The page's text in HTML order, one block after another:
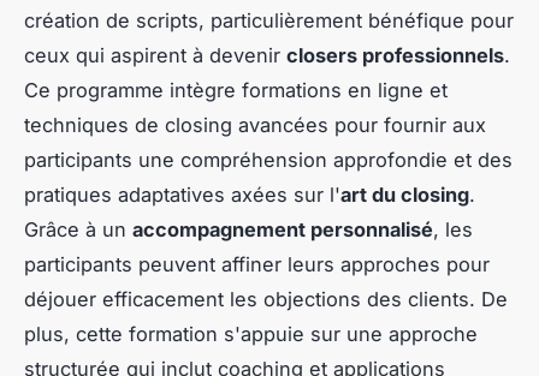
création de scripts, particulièrement bénéfique pour
ceux qui aspirent à devenir closers professionnels.
Ce programme intègre formations en ligne et
techniques de closing avancées pour fournir aux
participants une compréhension approfondie et des
pratiques adaptatives axées sur l'art du closing.
Grâce à un accompagnement personnalisé, les
participants peuvent affiner leurs approches pour
déjouer efficacement les objections des clients. De
plus, cette formation s'appuie sur une approche
structurée qui inclut coaching et applications